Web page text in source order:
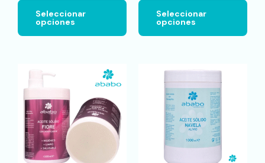
Seleccionar
opciones
Seleccionar
opciones